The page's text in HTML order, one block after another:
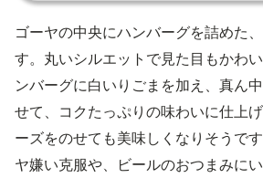
ゴーヤの中央にハンバーグを詰めた
す。丸いシルエットで見た目もかわ
ンバーグに白いりごまを加え、真ん
せて、コクたっぷりの味わいに仕上
ーズをのせても美味しくなりそうで
ヤ嫌い克服や、ビールのおつまみに